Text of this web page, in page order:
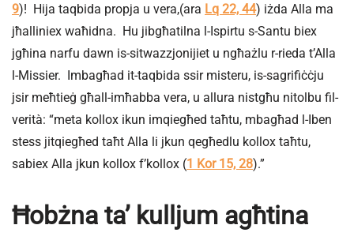
9)! Hija taqbida propja u vera,(ara Lq 22, 44) iżda Alla ma
jħalliniex waħidna. Hu jibgħatilna l-Ispirtu s-Santu biex
jgħina narfu dawn is-sitwazzjonijiet u ngħażlu r-rieda t’Alla
l-Missier. Imbagħad it-taqbida ssir misteru, is-sagrifiċċju
jsir meħtieġ għall-imħabba vera, u allura nistgħu nitolbu fil-
verità: “meta kollox ikun imqiegħed taħtu, mbagħad l-Iben
stess jitqiegħed taħt Alla li jkun qegħedlu kollox taħtu,
sabiex Alla jkun kollox f’kollox (1 Kor 15, 28).”
Ħobżna ta’ kulljum agħtina